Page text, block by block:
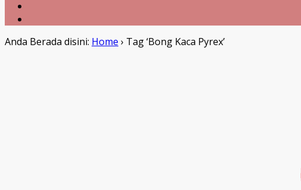
Anda Berada disini: Home › Tag ‘Bong Kaca Pyrex’